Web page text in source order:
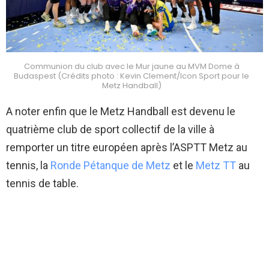
Communion du club avec le Mur jaune au MVM Dome à
Budaspest (Crédits photo : Kevin Clement/Icon Sport pour le
Metz Handball)
A noter enfin que le Metz Handball est devenu le
quatrième club de sport collectif de la ville à
remporter un titre européen après l’ASPTT Metz au
tennis, la Ronde Pétanque de Metz et le Metz TT au
tennis de table.